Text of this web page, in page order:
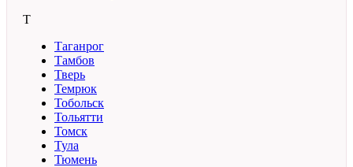
Т
Таганрог
Тамбов
Тверь
Темрюк
Тобольск
Тольятти
Томск
Тула
Тюмень